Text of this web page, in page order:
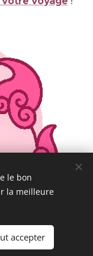
2026 Cookies
le bon
la meilleure
accepter